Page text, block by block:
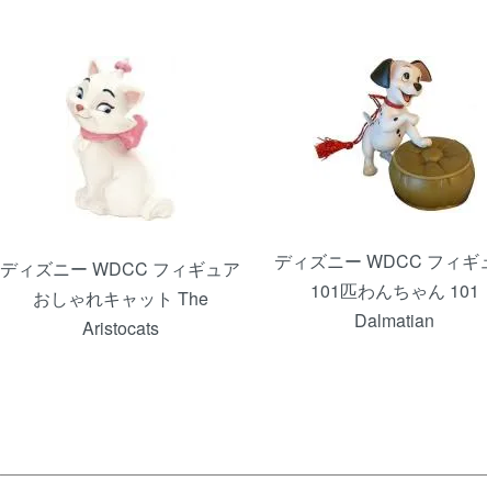
ディズニー WDCC フィギュア
おしゃれキャット The
Aristocats
ディズニー WDCC フィギ
101匹わんちゃん 101
Dalmatian